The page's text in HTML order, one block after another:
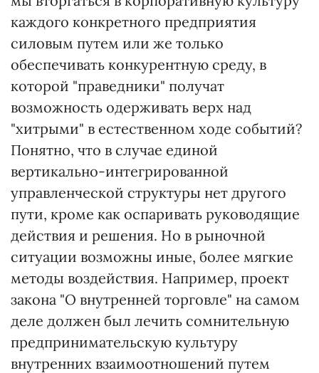
каждого конкретного предприятия
силовым путем или же только
обеспечивать конкурентную среду, в
которой "праведники" получат
возможность одерживать верх над
"хитрыми" в естественном ходе событий?
Понятно, что в случае единой
вертикально-интегрированной
управленческой структуры нет другого
пути, кроме как оспаривать руководящие
действия и решения. Но в рыночной
ситуации возможны иные, более мягкие
методы воздействия. Например, проект
закона "О внутренней торговле" на самом
деле должен был лечить сомнительную
предпринимательскую культуру
внутренних взаимоотношений путем